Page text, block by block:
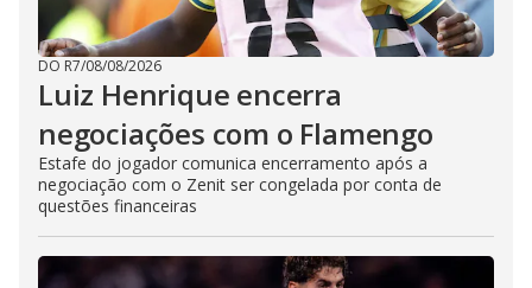
DO R7/08/08/2026
Luiz Henrique encerra
negociações com o Flamengo
Estafe do jogador comunica encerramento após a
negociação com o Zenit ser congelada por conta de
questões financeiras